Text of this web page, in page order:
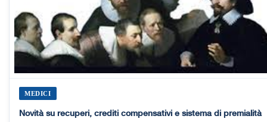
MEDICI
Novità su recuperi, crediti compensativi e sistema di premialità